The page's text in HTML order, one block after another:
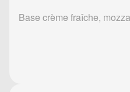
Base crème fraîche,